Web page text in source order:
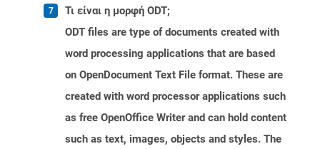
Τι είναι η μορφή ODT;
ODT files are type of documents created with
word processing applications that are based
on OpenDocument Text File format. These are
created with word processor applications such
as free OpenOffice Writer and can hold content
such as text, images, objects and styles. The